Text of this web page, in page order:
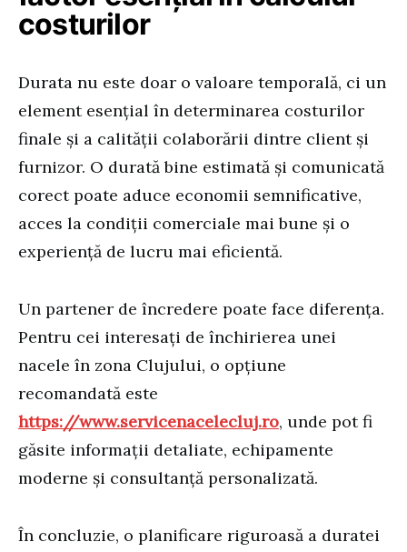
costurilor
Durata nu este doar o valoare temporală, ci un
element esențial în determinarea costurilor
finale și a calității colaborării dintre client și
furnizor. O durată bine estimată și comunicată
corect poate aduce economii semnificative,
acces la condiții comerciale mai bune și o
experiență de lucru mai eficientă.
Un partener de încredere poate face diferența.
Pentru cei interesați de închirierea unei
nacele în zona Clujului, o opțiune
recomandată este
https://www.servicenacelecluj.ro, unde pot fi
găsite informații detaliate, echipamente
moderne și consultanță personalizată.
În concluzie, o planificare riguroasă a duratei